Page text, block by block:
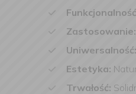
Zastosowanie:
Uniwersalność:
Estetyka:
Trwałość: